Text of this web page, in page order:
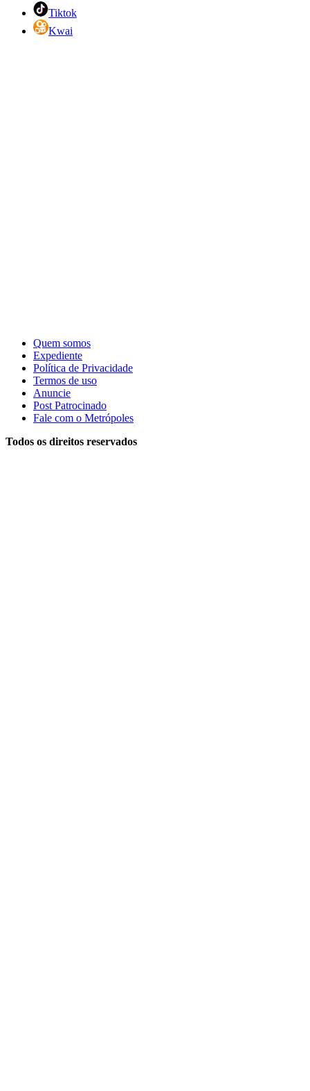
Tiktok
Kwai
Quem somos
Expediente
Política de Privacidade
Termos de uso
Anuncie
Post Patrocinado
Fale com o Metrópoles
Todos os direitos reservados